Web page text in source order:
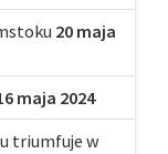
20 maja
maja 2024
triumfuje w